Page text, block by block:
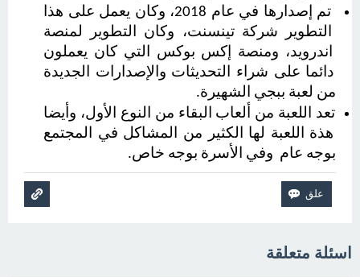
من لعبة ببجي الشهيرة.
بوجه عام  وفي الأسرة بوجه خاص.
اسئلة متعلقة